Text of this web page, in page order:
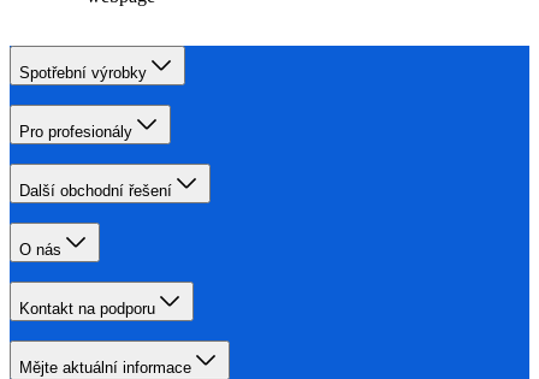
Spotřební výrobky
Pro profesionály
Další obchodní řešení
O nás
Kontakt na podporu
Mějte aktuální informace